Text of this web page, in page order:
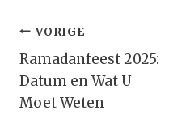
Bericht
Navigatie
VORIGE
Ramadanfeest 2025:
Datum en Wat U
Moet Weten